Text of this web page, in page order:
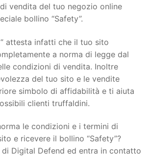
vendita del tuo negozio online
bollino “Safety”.
attesta infatti che il tuo sito
a norma di legge dal
condizioni di vendita. Inoltre
del tuo sito e le vendite
simbolo di affidabilità e ti aiuta
clienti truffaldini.
le condizioni e i termini di
e ricevere il bollino “Safety”?
Digital Defend ed entra in contatto